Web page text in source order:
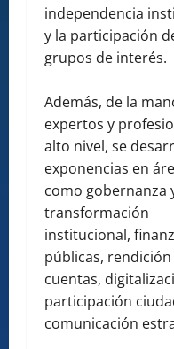
independencia
y la participación
grupos de interés.
Además, de la
expertos y
alto nivel, se
exponencias en
como gobernanza
transformación
institucional,
públicas,
cuentas,
participación
comunicación